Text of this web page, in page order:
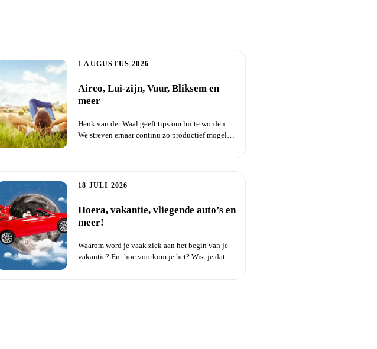
1 AUGUSTUS 2026
Airco, Lui-zijn, Vuur, Bliksem en
meer
Henk van der Waal geeft tips om lui te worden.
We streven ernaar continu zo productief mogelijk
18 JULI 2026
Hoera, vakantie, vliegende auto’s en
meer!
Waarom word je vaak ziek aan het begin van je
vakantie? En: hoe voorkom je het? Wist je dat